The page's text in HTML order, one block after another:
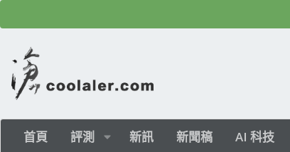
首頁 評測 新訊 新聞稿 AI 科技